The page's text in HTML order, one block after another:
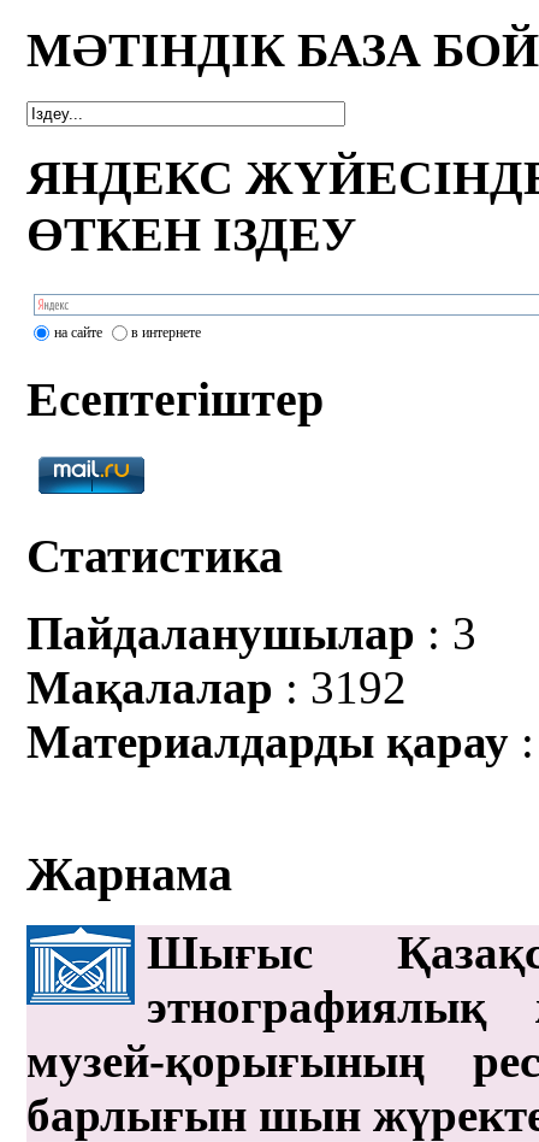
МӘТІНДІК БАЗА
ЯНДЕКС
ӨТКЕН ІЗДЕУ
на сайте в интернете
Есептегіштер
Статистика
Пайдаланушылар : 3
Мақалалар : 3192
Материалдарды қарау
Жарнама
Шығыс
этнографиялық
музей-қорығының
барлығын шын